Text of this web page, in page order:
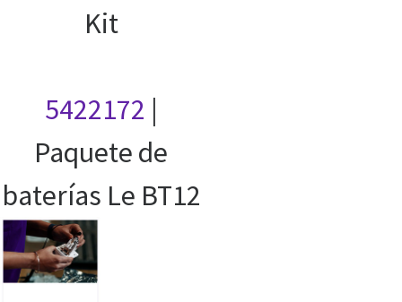
Kit
5422172 |
Paquete de
baterías Le BT12